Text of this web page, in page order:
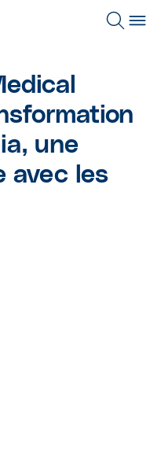
une
avec les